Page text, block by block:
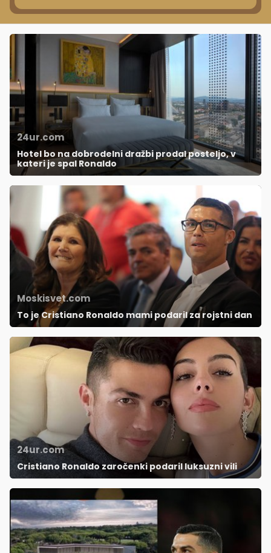
24ur.com
Hotel bo na dobrodelni dražbi prodal posteljo, v
kateri je spal Ronaldo
Moskisvet.com
To je Cristiano Ronaldo mami podaril za rojstni dan
24ur.com
Cristiano Ronaldo zaročenki podaril luksuzni vili